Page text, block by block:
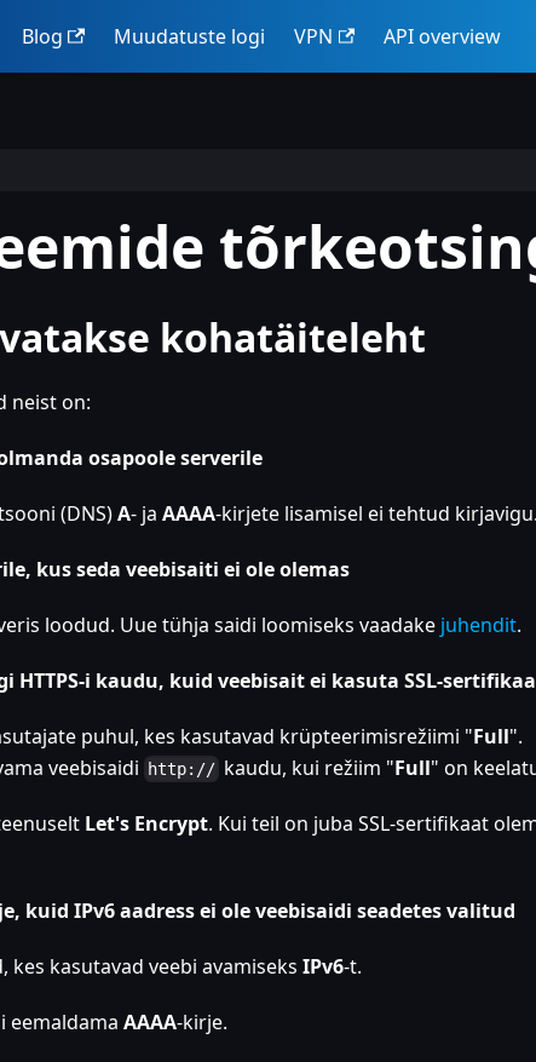
Blog Muudatuste logi VPN API overview
kohatäiteleht
neist on:
osapoole serverile
(DNS)A- ja AAAA-kirjete lisamisel ei tehtud
kus seda veebisaiti ei ole olemas
loodud. Uue tühja saidi loomiseks vaadake juhendit.
HTTPS-i kaudu, kuid veebisait ei kasuta SSL-
puhul, kes kasutavad krüpteerimisrežiimi "Full".
veebisaidi
http:// kaudu, kui režiim "Full" on
Let's Encrypt. Kui teil on juba SSL-sertifikaat
kuid IPv6 aadress ei ole veebisaidi seadetes valitud
kasutavad veebi avamiseks IPv6-t.
eemaldama AAAA-kirje.